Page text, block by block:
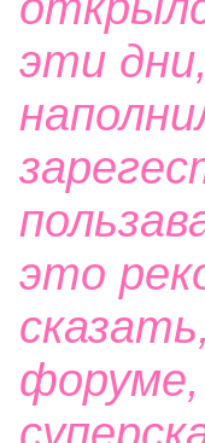
эти
это